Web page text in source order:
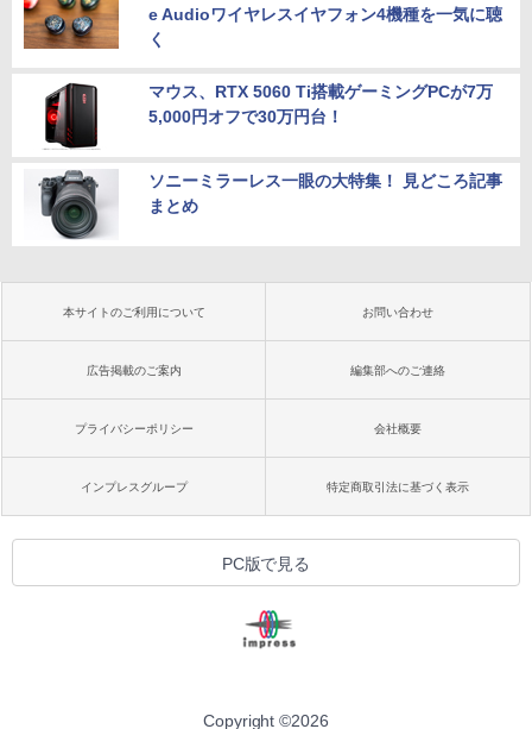
e Audioワイヤレスイヤフォン4機種を一気に聴
く
マウス、RTX 5060 Ti搭載ゲーミングPCが7万
5,000円オフで30万円台！
ソニーミラーレス一眼の大特集！ 見どころ記事
まとめ
本サイトのご利用について お問い合わせ
広告掲載のご案内 編集部へのご連絡
プライバシーポリシー 会社概要
インプレスグループ 特定商取引法に基づく表示
PC版で見る
Copyright ©2026